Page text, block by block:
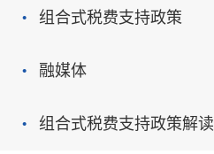
· 组合式税费支持政策
· 融媒体
· 组合式税费支持政策解读